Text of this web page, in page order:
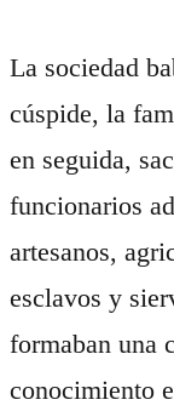
La sociedad
cúspide, la
en seguida,
funcionarios
artesanos,
esclavos y
formaban una
conocimiento